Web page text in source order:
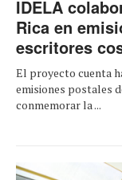
IDELA
Rica en
escritores
El proyecto cuenta
emisiones postales
conmemorar la ...